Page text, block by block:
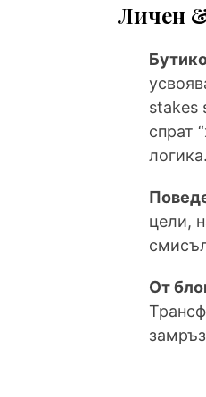
Личен
stakes
спрат
логика.
цели,
От